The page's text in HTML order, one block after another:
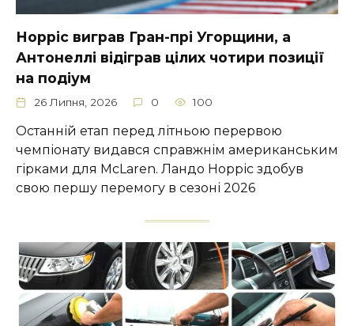
Норріс виграв Гран-прі Угорщини, а
Антонеллі відіграв цілих чотири позиції
на подіум
26 Липня, 2026 0 100
Останній етап перед літньою перервою
чемпіонату видався справжнім американським
гірками для McLaren. Ландо Норріс здобув
свою першу перемогу в сезоні 2026